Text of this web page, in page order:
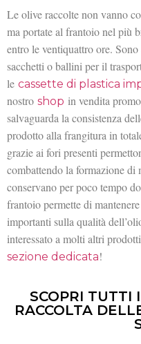
Le olive raccolte non vanno
ma portate al frantoio nel più
entro le ventiquattro ore.
sacchetti o ballini per il
le cassette di plastica
nostro shop in vendita
salvaguarda la consistenza
prodotto alla frangitura in
grazie ai fori presenti
combattendo la formazione
conservano per poco tempo
frantoio permette di
importanti sulla qualità
interessato a molti altri
sezione dedicata!
SCOPRI TUTTI
RACCOLTA